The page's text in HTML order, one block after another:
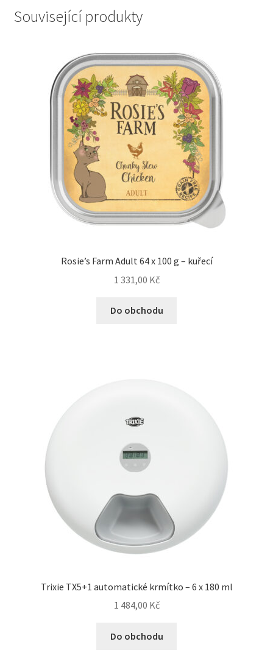
Související produkty
Rosie’s Farm Adult 64 x 100 g – kuřecí
1 331,00 Kč
Do obchodu
Trixie TX5+1 automatické krmítko – 6 x 180 ml
1 484,00 Kč
Do obchodu